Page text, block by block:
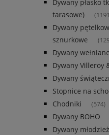
Dywany płasko
tarasowe)
Dywany
sznurkowe
Dywany wełniane
Dywany Villeroy
Dywany
Stopnice na
Chodniki (574)
Dywany BOHO
Dywany